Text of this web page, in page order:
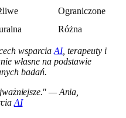
Ograniczone
Różna
wsparcia AI, terapeuty i
własne na podstawie
badań.
— Ania,
AI